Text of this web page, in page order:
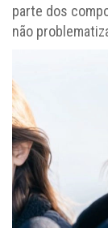
parte dos
não